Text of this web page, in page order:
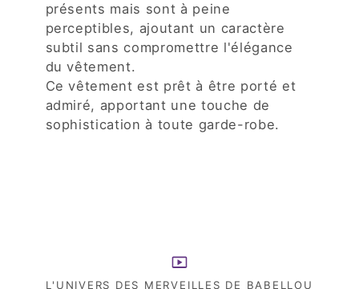
présents mais sont à peine
perceptibles, ajoutant un caractère
subtil sans compromettre l'élégance
du vêtement.
Ce vêtement est prêt à être porté et
admiré, apportant une touche de
sophistication à toute garde-robe.
L'UNIVERS DES MERVEILLES DE BABELLOU